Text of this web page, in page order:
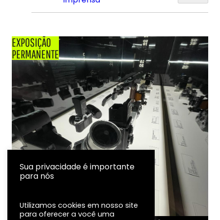
EXPOSIÇÃO
PERMANENTE
Sua privacidade é importante
para nós
Utilizamos cookies em nosso site
para oferecer a você uma